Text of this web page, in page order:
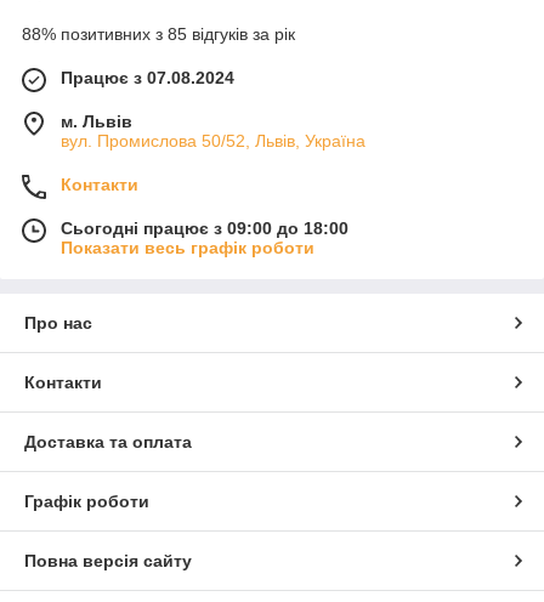
88% позитивних з 85 відгуків за рік
Працює з 07.08.2024
м. Львів
вул. Промислова 50/52, Львів, Україна
Контакти
Сьогодні працює з 09:00 до 18:00
Показати весь графік роботи
Про нас
Контакти
Доставка та оплата
Графік роботи
Повна версія сайту